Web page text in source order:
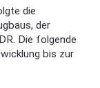
die
der
Die folgende
bis zur